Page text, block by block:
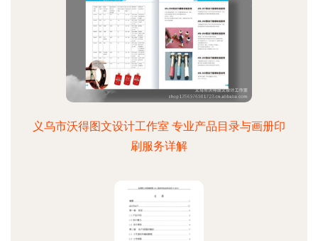
义乌市沃得图文设计工作室 专业产品目录与画册印
刷服务详解